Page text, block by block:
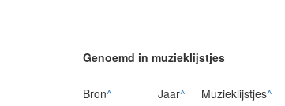
Genoemd in muzieklijstjes
Bron^ Jaar^ Muzieklijstjes^